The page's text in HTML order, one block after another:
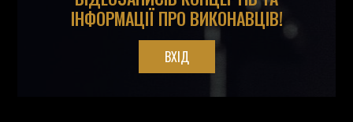
ІНФОРМАЦІЇ ПРО ВИКОНАВЦІВ!
ВХІД